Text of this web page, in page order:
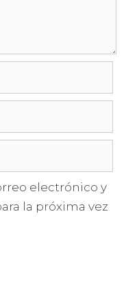
electrónico y
la próxima vez